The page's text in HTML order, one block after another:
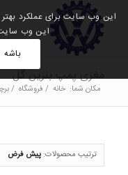
مغزی پمپ بنزین گل
مکان شما: خانه / فروشگاه /
ترتیب محصولات: پیش فرض
این وب سایت برای عملکرد بهتر
این وب
باشه